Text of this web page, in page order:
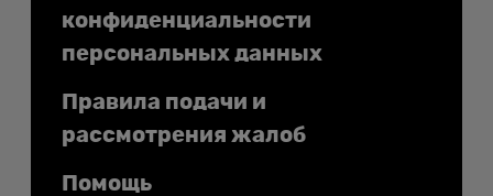
конфиденциальности
персональных данных
Правила подачи и
рассмотрения жалоб
Помощь